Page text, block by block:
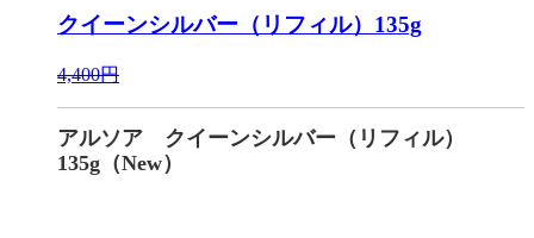
クイーンシルバー（リフィル）135g
4,400円
アルソア クイーンシルバー（リフィル）
135g（New）